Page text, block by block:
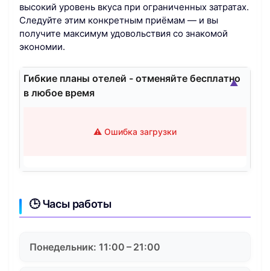
высокий уровень вкуса при ограниченных затратах.
Следуйте этим конкретным приёмам — и вы
получите максимум удовольствия со знакомой
экономии.
Гибкие планы отелей - отменяйте бесплатно
в любое время
⚠️ Ошибка загрузки
▲
🕒 Часы работы
Понедельник: 11:00 – 21:00